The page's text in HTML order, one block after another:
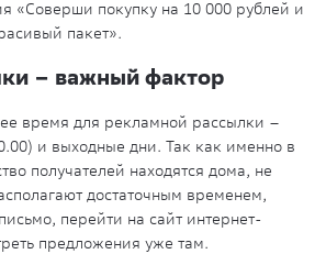
«Соверши покупку на 10 000 рублей и
пакет».
– важный фактор
время для рекламной рассылки –
и выходные дни. Так как именно в
получателей находятся дома, не
достаточным временем,
перейти на сайт интернет-
предложения уже там.